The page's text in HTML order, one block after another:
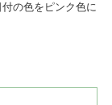
の色をピンク色に